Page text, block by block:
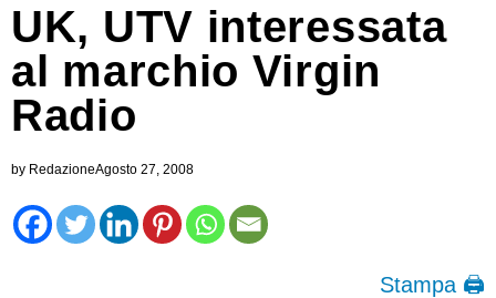
UK, UTV interessata
al marchio Virgin
Radio
by RedazioneAgosto 27, 2008
Stampa 🖨